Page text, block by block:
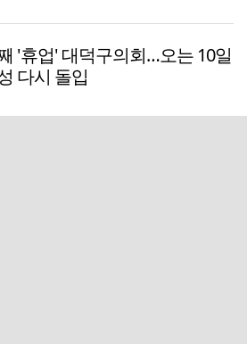
'휴업' 대덕구의회…오는 10일
다시 돌입